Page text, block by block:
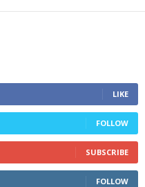
LIKE
FOLLOW
SUBSCRIBE
FOLLOW